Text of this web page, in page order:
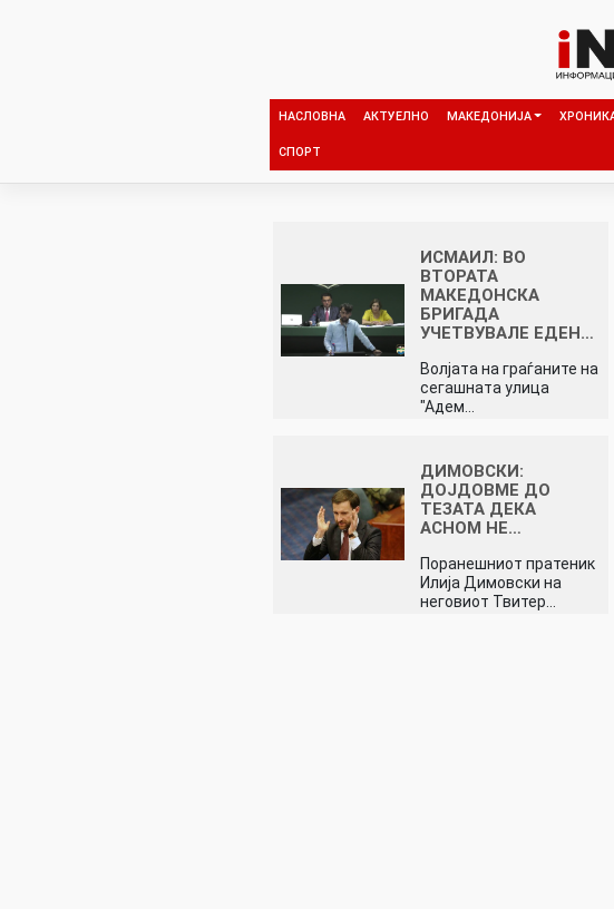
НАСЛОВНА АКТУЕЛНО МАКЕДОНИЈА
СПОРТ
ИСМАИЛ: ВО
ВТОРАТА
МАКЕДОНСКА
БРИГАДА
УЧЕТВУВАЛЕ ЕДЕН…
Волјата на граѓаните на
сегашната улица
"Адем…
ДИМОВСКИ:
ДОЈДОВМЕ ДО
ТЕЗАТА ДЕКА
АСНОМ НЕ…
Поранешниот пратеник
Илија Димовски на
неговиот Твитер…